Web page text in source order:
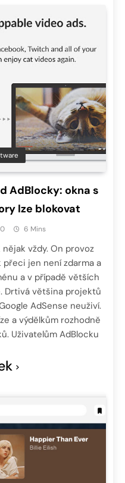
AdBlocky: okna s
lze blokovat
0 6 Mins
vždy. On provoz
jen není zdarma a
a v případě větších
Drtivá většina projektů
AdSense neuživí.
a výdělkům rozhodně
Uživatelům AdBlocku